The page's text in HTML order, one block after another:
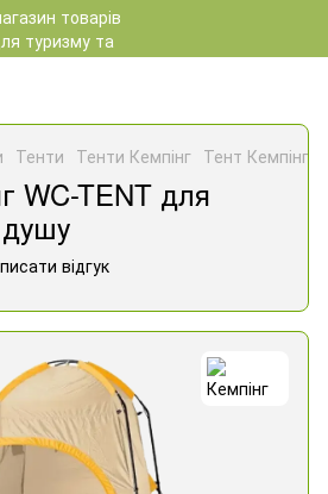
Тенти Тенти Кемпінг Тент Кемпінг
WC-TENT для
відгук